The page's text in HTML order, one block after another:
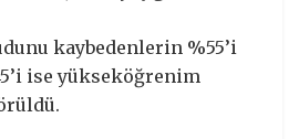
kaybedenlerin %55’i
ise yükseköğrenim